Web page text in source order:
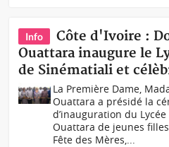
Info
Côte d'Ivoire :
Ouattara inaugure le
de Sinématiali et
La Première Dame,
Ouattara a présidé la
d’inauguration du
Ouattara de jeunes
Fête des Mères,...